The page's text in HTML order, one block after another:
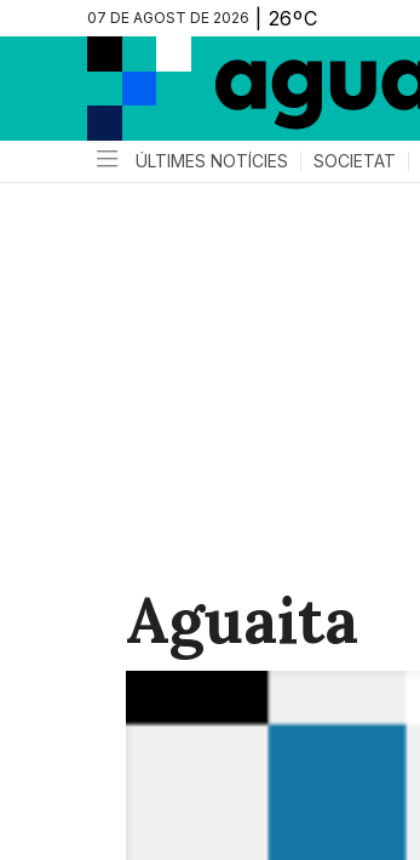
07 DE AGOST DE 2026
ÚLTIMES NOTÍCIES SOCIETAT
Aguaita